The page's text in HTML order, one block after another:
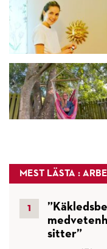
MEST LÄSTA :
sitter”